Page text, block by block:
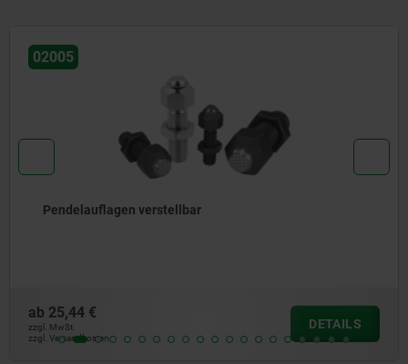
02005
Pendelauflagen verstellbar
ab 25,44 €
zzgl. MwSt.
zzgl. Versandkosten
DETAILS